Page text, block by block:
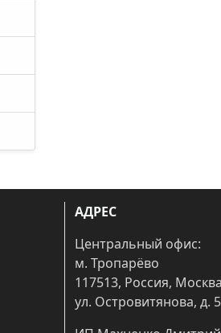
АДРЕС
Центральный офис:
м. Тропарёво
117513, Россия, Москва
ул. Островитянова, д.